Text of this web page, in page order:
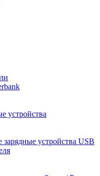
устройства
устройства USB